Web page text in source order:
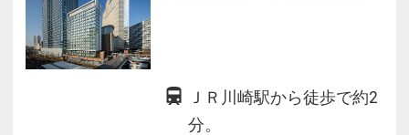
ＪＲ川崎駅から徒歩で約2
分。